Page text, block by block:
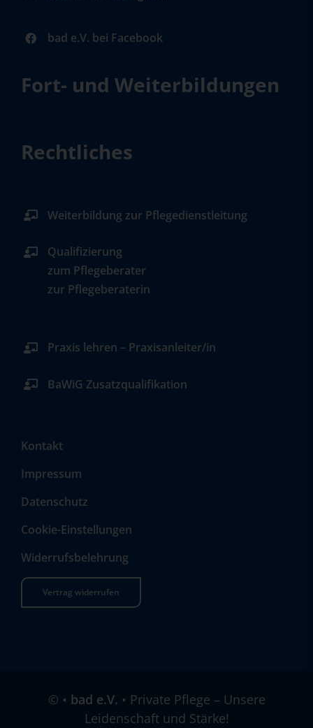
bad e.V. bei Facebook
Fort- und Weiterbildungen
Rechtliches
Weiterbildung zur Pflegedienstleitung
Qualifizierung
zum Pflegeberater
zur Pflegeberaterin
Praxis lehren – Praxisanleiter/in
BaWiG Zusatzqualifikation
Kontakt
Impressum
Datenschutz
Cookie-Einstellungen
Widerrufsbelehrung
Vertrag widerrufen
© • bad e.V. • Private Pflege – Unsere
Leidenschaft und Stärke!